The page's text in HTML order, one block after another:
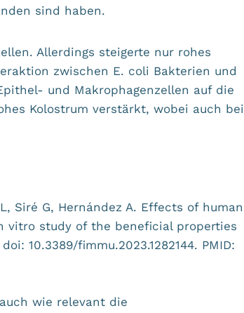
sind haben.
Allerdings steigerte nur rohes
zwischen E. coli Bakterien und
und Makrophagenzellen auf die
Kolostrum verstärkt, wobei auch bei
Siré G, Hernández A. Effects of human
study of the beneficial properties
10.3389/fimmu.2023.1282144. PMID:
wie relevant die